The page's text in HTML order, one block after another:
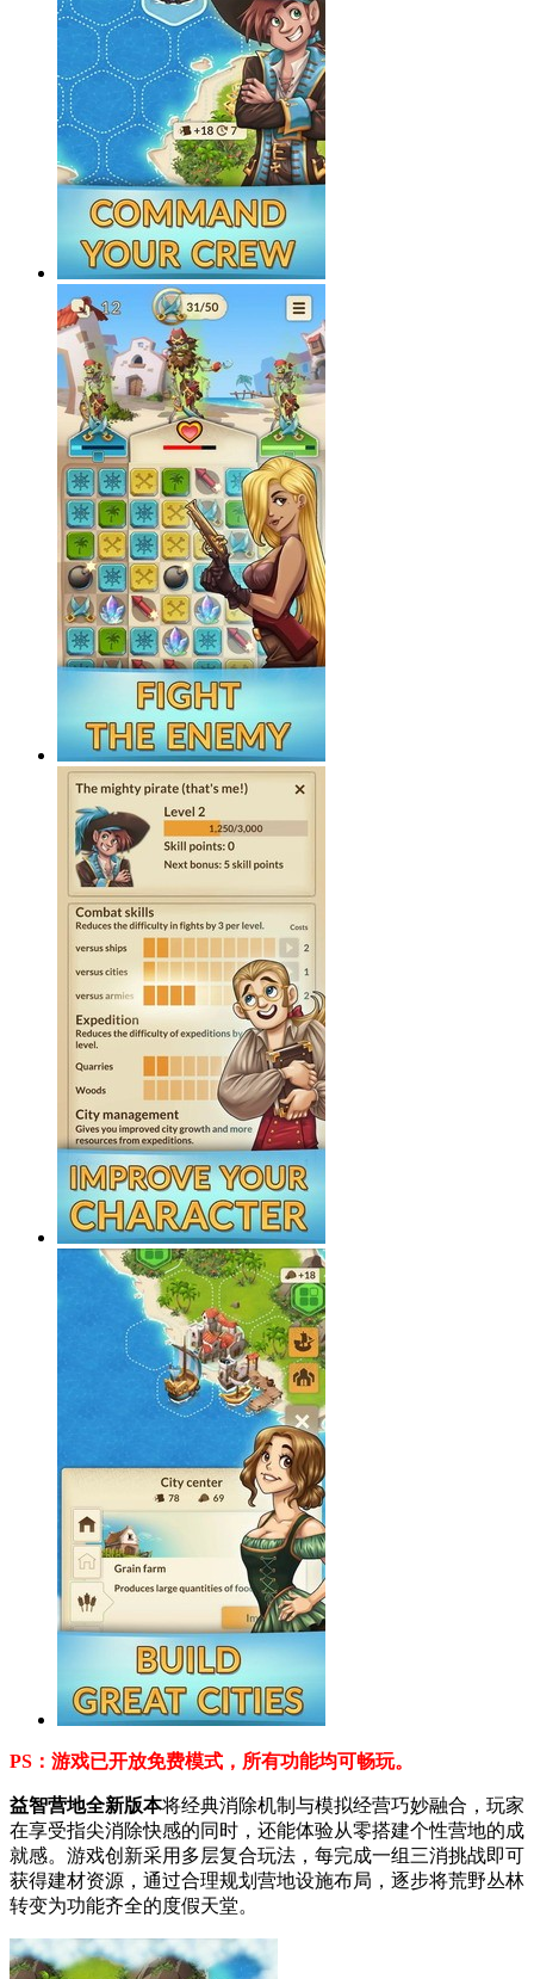
PS：游戏已开放免费模式，所有功能均可畅玩。
益智营地全新版本将经典消除机制与模拟经营巧妙融合，玩家
在享受指尖消除快感的同时，还能体验从零搭建个性营地的成
就感。游戏创新采用多层复合玩法，每完成一组三消挑战即可
获得建材资源，通过合理规划营地设施布局，逐步将荒野丛林
转变为功能齐全的度假天堂。